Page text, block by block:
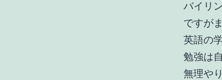
バイリ
ですが
英語の
勉強は
無理や